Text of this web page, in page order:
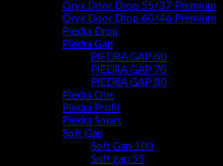
Oryx Door Drop 55/37 Premium
Oryx Door Drop 60/46 Premium
Piedra Drop
Piedra Gap
PIEDRA GAP 60
PIEDRA GAP 70
PIEDRA GAP 80
Piedra One
Piedra Profil
Piedra Smart
Soft Gap
Soft Gap 100
Soft gap 55